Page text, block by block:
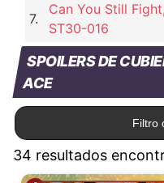
7.
Can You Still
ST30-016
SPOILERS DE
ACE
Filtro
34 resultados